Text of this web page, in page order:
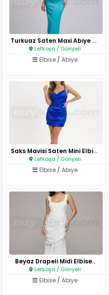
Turkuaz Saten Maxi Abiye Elbis..
Lefkoşa / Gönyeli
Elbise / Abiye
Saks Mavisi Saten Mini Elbise..
Lefkoşa / Gönyeli
Elbise / Abiye
Beyaz Drapeli Midi Elbise..
Lefkoşa / Gönyeli
Elbise / Abiye